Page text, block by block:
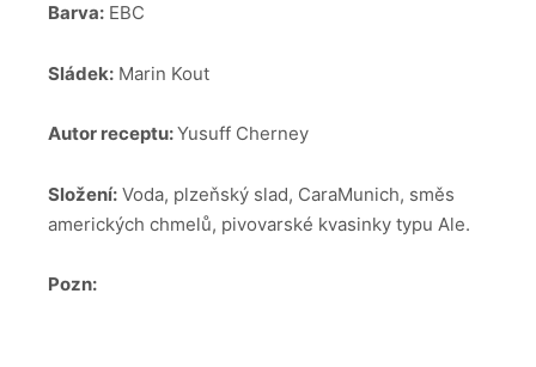
Barva: EBC
Sládek: Marin Kout
Autor receptu:Yusuff Cherney
Složení: Voda, plzeňský slad, CaraMunich, směs
amerických chmelů, pivovarské kvasinky typu Ale.
Pozn: